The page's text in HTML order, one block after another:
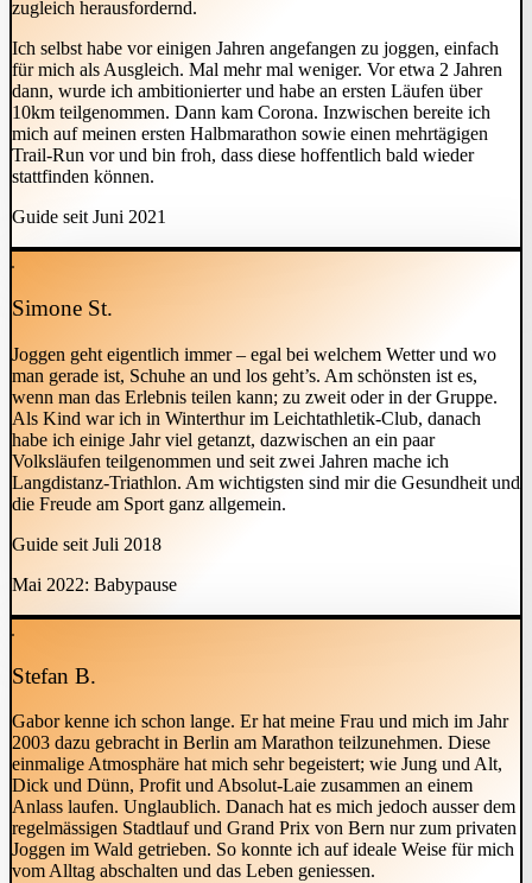
zugleich herausfordernd.
Ich selbst habe vor einigen Jahren angefangen zu joggen, einfach
für mich als Ausgleich. Mal mehr mal weniger. Vor etwa 2 Jahren
dann, wurde ich ambitionierter und habe an ersten Läufen über
10km teilgenommen. Dann kam Corona. Inzwischen bereite ich
mich auf meinen ersten Halbmarathon sowie einen mehrtägigen
Trail-Run vor und bin froh, dass diese hoffentlich bald wieder
stattfinden können.
Guide seit Juni 2021
Simone St.
Joggen geht eigentlich immer – egal bei welchem Wetter und wo
man gerade ist, Schuhe an und los geht’s. Am schönsten ist es,
wenn man das Erlebnis teilen kann; zu zweit oder in der Gruppe.
Als Kind war ich in Winterthur im Leichtathletik-Club, danach
habe ich einige Jahr viel getanzt, dazwischen an ein paar
Volksläufen teilgenommen und seit zwei Jahren mache ich
Langdistanz-Triathlon. Am wichtigsten sind mir die Gesundheit und
die Freude am Sport ganz allgemein.
Guide seit Juli 2018
Mai 2022: Babypause
Stefan B.
Gabor kenne ich schon lange. Er hat meine Frau und mich im Jahr
2003 dazu gebracht in Berlin am Marathon teilzunehmen. Diese
einmalige Atmosphäre hat mich sehr begeistert; wie Jung und Alt,
Dick und Dünn, Profit und Absolut-Laie zusammen an einem
Anlass laufen. Unglaublich. Danach hat es mich jedoch ausser dem
regelmässigen Stadtlauf und Grand Prix von Bern nur zum privaten
Joggen im Wald getrieben. So konnte ich auf ideale Weise für mich
vom Alltag abschalten und das Leben geniessen.